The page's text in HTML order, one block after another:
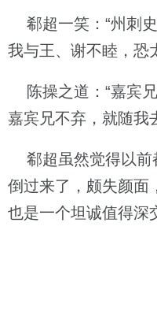
郗超一笑：“州刺
我与王、谢不睦，恐
陈操之道：“嘉宾
嘉宾兄不弃，就随我
郗超虽然觉得以前
倒过来了，颇失颜面
也是一个坦诚值得深